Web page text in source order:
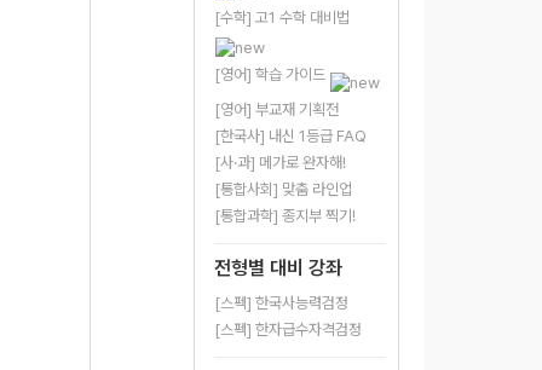
[수학] 고1 수학 대비법
[영어] 학습 가이드
[영어] 부교재 기획전
[한국사] 내신 1등급 FAQ
[사·과] 메가로 완자해!
[통합사회] 맞춤 라인업
[통합과학] 종지부 찍기!
전형별 대비 강좌
[스펙] 한국사능력검정
[스펙] 한자급수자격검정